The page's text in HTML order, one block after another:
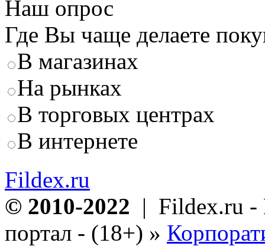
Наш опрос
Где Вы чаще делаете
В магазинах
На рынках
В торговых центрах
В интернете
Fildex.ru
© 2010-2022 | Fildex.ru -
портал - (18+) »